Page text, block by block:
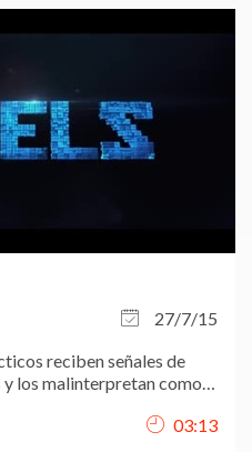
27/7/15
reciben señales de
los malinterpretan como
juegos como modelo03:13